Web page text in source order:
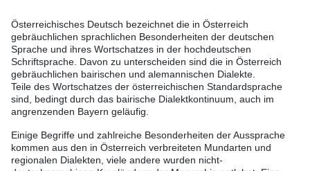
Österreichisches Deutsch bezeichnet die in Österreich
gebräuchlichen sprachlichen Besonderheiten der deutschen
Sprache und ihres Wortschatzes in der hochdeutschen
Schriftsprache. Davon zu unterscheiden sind die in Österreich
gebräuchlichen bairischen und alemannischen Dialekte.
Teile des Wortschatzes der österreichischen Standardsprache
sind, bedingt durch das bairische Dialektkontinuum, auch im
angrenzenden Bayern geläufig.
Einige Begriffe und zahlreiche Besonderheiten der Aussprache
kommen aus den in Österreich verbreiteten Mundarten und
regionalen Dialekten, viele andere wurden nicht-